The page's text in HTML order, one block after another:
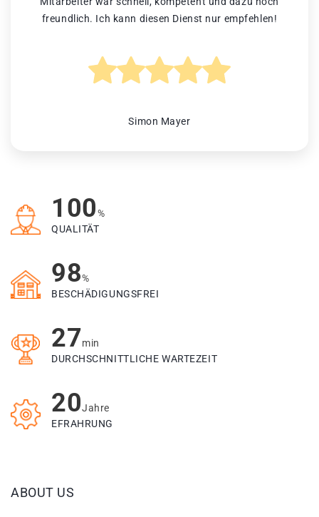
freundlich. Ich kann diesen Dienst nur empfehlen!
Simon Mayer
100%
QUALITÄT
98%
BESCHÄDIGUNGSFREI
27min
DURCHSCHNITTLICHE WARTEZEIT
20Jahre
EFRAHRUNG
ABOUT US